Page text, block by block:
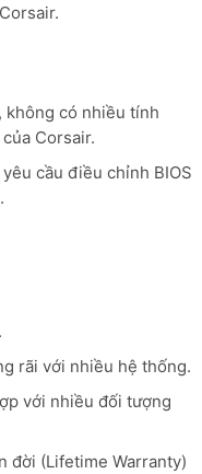
không có nhiều tính
Corsair.
cầu điều chỉnh BIOS
rãi với nhiều hệ thống.
với nhiều đối tượng
đời (Lifetime Warranty)